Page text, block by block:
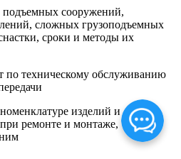
подъемных сооружений,
сложных грузоподъемных
сроки и методы их
по техническому обслуживанию
изделий и
ремонте и монтаже,